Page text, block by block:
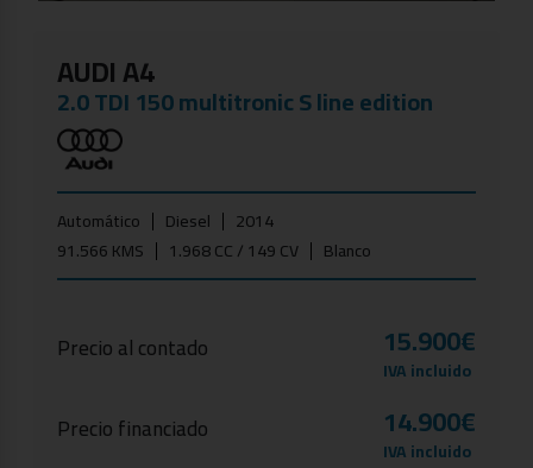
AUDI A4
2.0 TDI 150 multitronic S line edition
Automático Diesel
2014
91.566 KMS
1.968 CC / 149 CV Blanco
Precio al contado 15.900€
IVA incluido
Precio financiado 14.900€
IVA incluido